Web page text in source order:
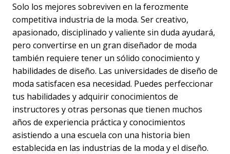
Solo los mejores sobreviven en la ferozmente
competitiva industria de la moda. Ser creativo,
apasionado, disciplinado y valiente sin duda ayudará,
pero convertirse en un gran diseñador de moda
también requiere tener un sólido conocimiento y
habilidades de diseño. Las universidades de diseño de
moda satisfacen esa necesidad. Puedes perfeccionar
tus habilidades y adquirir conocimientos de
instructores y otras personas que tienen muchos
años de experiencia práctica y conocimientos
asistiendo a una escuela con una historia bien
establecida en las industrias de la moda y el diseño.